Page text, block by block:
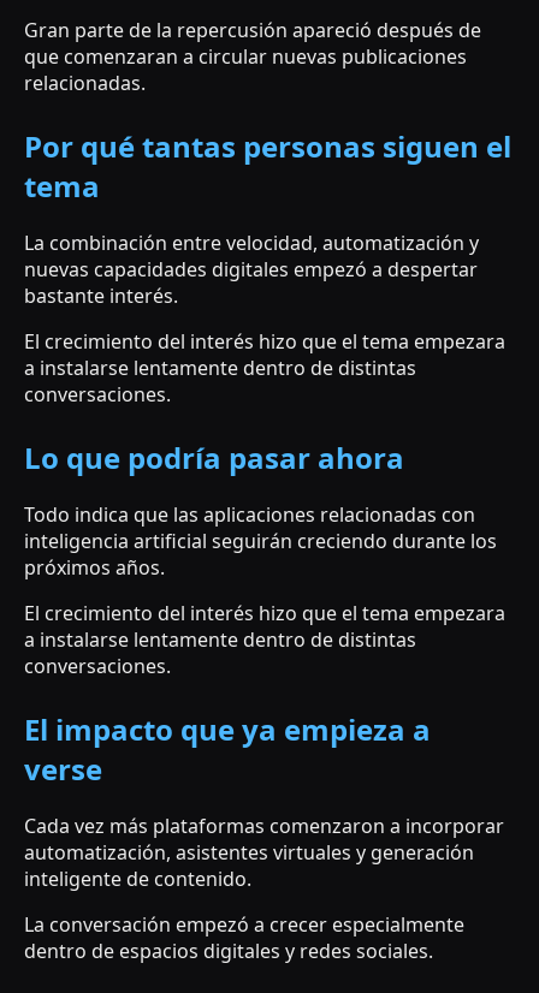
Gran parte de la repercusión apareció después de
que comenzaran a circular nuevas publicaciones
relacionadas.
Por qué tantas personas siguen el
tema
La combinación entre velocidad, automatización y
nuevas capacidades digitales empezó a despertar
bastante interés.
El crecimiento del interés hizo que el tema empezara
a instalarse lentamente dentro de distintas
conversaciones.
Lo que podría pasar ahora
Todo indica que las aplicaciones relacionadas con
inteligencia artificial seguirán creciendo durante los
próximos años.
El crecimiento del interés hizo que el tema empezara
a instalarse lentamente dentro de distintas
conversaciones.
El impacto que ya empieza a
verse
Cada vez más plataformas comenzaron a incorporar
automatización, asistentes virtuales y generación
inteligente de contenido.
La conversación empezó a crecer especialmente
dentro de espacios digitales y redes sociales.